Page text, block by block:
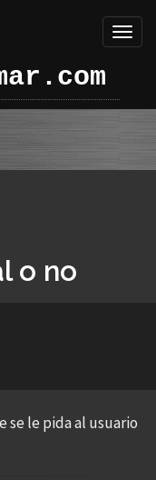
o no
se le pida al usuario